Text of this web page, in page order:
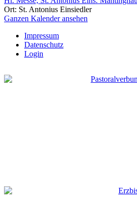
Ort: St. Antonius Einsiedler
Ganzen Kalender ansehen
Impressum
Datenschutz
Login